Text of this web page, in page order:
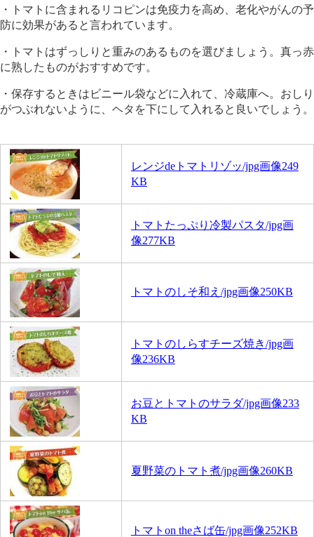
・トマトに含まれるリコピンは免疫力を高め、老化やがんの予
防に効果があると言われています。
・トマトはずっしりと重みのあるものを選びましょう。真っ赤
に熟したものがおすすめです。
・保存するときはビニール袋などに入れて、冷蔵庫へ。おしり
がつぶれないように、ヘタを下にして入れると良いでしょう。
レンジdeトマトリゾッ/jpg画像249
KB
トマトたっぷり冷製パスタ/jpg画
像277KB
トマトのしそ和え/jpg画像250KB
トマトのしらすチーズ焼き/jpg画
像236KB
お豆とトマトのサラダ/jpg画像233
KB
夏野菜のトマト煮/jpg画像260KB
トマトon theさば缶/jpg画像252KB